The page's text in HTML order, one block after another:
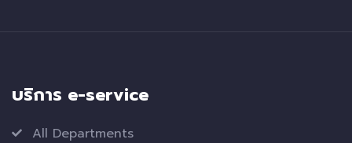
บริการ e-service
All Departments